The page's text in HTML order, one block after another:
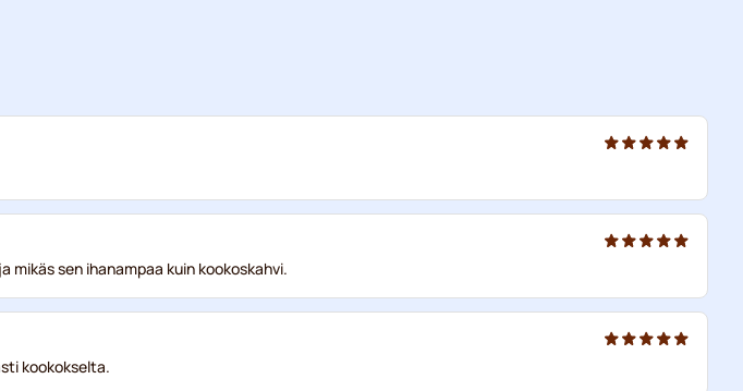
mikäs sen ihanampaa kuin kookoskahvi.
kookokselta.